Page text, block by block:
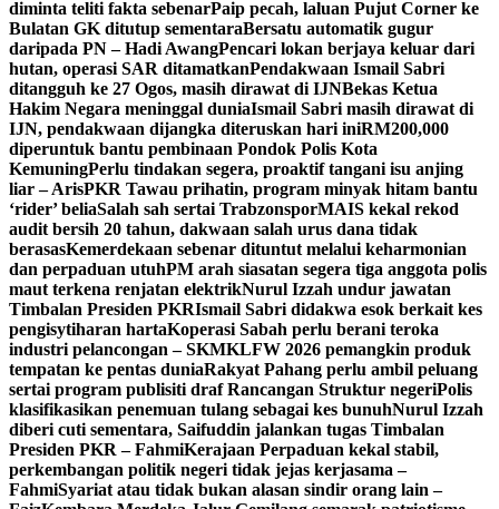
diminta teliti fakta sebenarPaip pecah, laluan Pujut Corner ke
Bulatan GK ditutup sementaraBersatu automatik gugur
daripada PN – Hadi AwangPencari lokan berjaya keluar dari
hutan, operasi SAR ditamatkanPendakwaan Ismail Sabri
ditangguh ke 27 Ogos, masih dirawat di IJNBekas Ketua
Hakim Negara meninggal duniaIsmail Sabri masih dirawat di
IJN, pendakwaan dijangka diteruskan hari iniRM200,000
diperuntuk bantu pembinaan Pondok Polis Kota
KemuningPerlu tindakan segera, proaktif tangani isu anjing
liar – ArisPKR Tawau prihatin, program minyak hitam bantu
‘rider’ beliaSalah sah sertai TrabzonsporMAIS kekal rekod
audit bersih 20 tahun, dakwaan salah urus dana tidak
berasasKemerdekaan sebenar dituntut melalui keharmonian
dan perpaduan utuhPM arah siasatan segera tiga anggota polis
maut terkena renjatan elektrikNurul Izzah undur jawatan
Timbalan Presiden PKRIsmail Sabri didakwa esok berkait kes
pengisytiharan hartaKoperasi Sabah perlu berani teroka
industri pelancongan – SKMKLFW 2026 pemangkin produk
tempatan ke pentas duniaRakyat Pahang perlu ambil peluang
sertai program publisiti draf Rancangan Struktur negeriPolis
klasifikasikan penemuan tulang sebagai kes bunuhNurul Izzah
diberi cuti sementara, Saifuddin jalankan tugas Timbalan
Presiden PKR – FahmiKerajaan Perpaduan kekal stabil,
perkembangan politik negeri tidak jejas kerjasama –
FahmiSyariat atau tidak bukan alasan sindir orang lain –